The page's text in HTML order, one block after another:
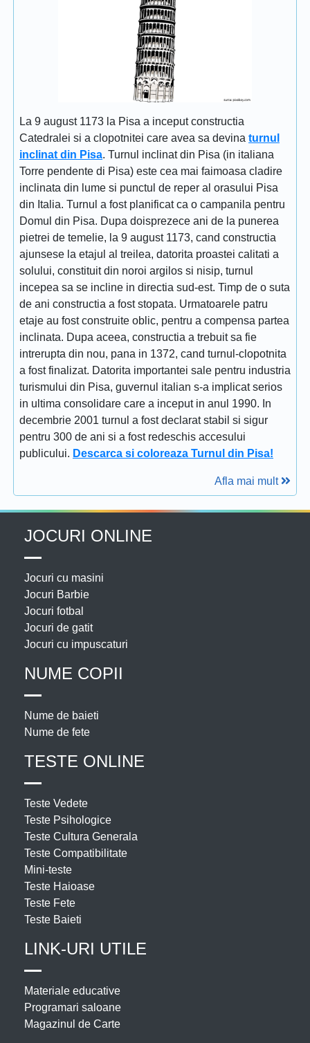
La 9 august 1173 la Pisa a inceput constructia
Catedralei si a clopotnitei care avea sa devina turnul
inclinat din Pisa. Turnul inclinat din Pisa (in italiana
Torre pendente di Pisa) este cea mai faimoasa cladire
inclinata din lume si punctul de reper al orasului Pisa
din Italia. Turnul a fost planificat ca o campanila pentru
Domul din Pisa. Dupa doisprezece ani de la punerea
pietrei de temelie, la 9 august 1173, cand constructia
ajunsese la etajul al treilea, datorita proastei calitati a
solului, constituit din noroi argilos si nisip, turnul
incepea sa se incline in directia sud-est. Timp de o suta
de ani constructia a fost stopata. Urmatoarele patru
etaje au fost construite oblic, pentru a compensa partea
inclinata. Dupa aceea, constructia a trebuit sa fie
intrerupta din nou, pana in 1372, cand turnul-clopotnita
a fost finalizat. Datorita importantei sale pentru industria
turismului din Pisa, guvernul italian s-a implicat serios
in ultima consolidare care a inceput in anul 1990. In
decembrie 2001 turnul a fost declarat stabil si sigur
pentru 300 de ani si a fost redeschis accesului
publicului. Descarca si coloreaza Turnul din Pisa!
Afla mai mult
JOCURI ONLINE
Jocuri cu masini
Jocuri Barbie
Jocuri fotbal
Jocuri de gatit
Jocuri cu impuscaturi
NUME COPII
Nume de baieti
Nume de fete
TESTE ONLINE
Teste Vedete
Teste Psihologice
Teste Cultura Generala
Teste Compatibilitate
Mini-teste
Teste Haioase
Teste Fete
Teste Baieti
LINK-URI UTILE
Materiale educative
Programari saloane
Magazinul de Carte